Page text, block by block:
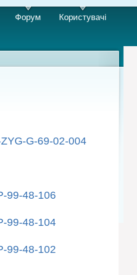
Форум Користувачi
ZYG-G-69-02-004
99-48-106
99-48-104
99-48-102